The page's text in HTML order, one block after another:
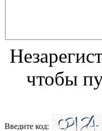
чтобы
Введите код: